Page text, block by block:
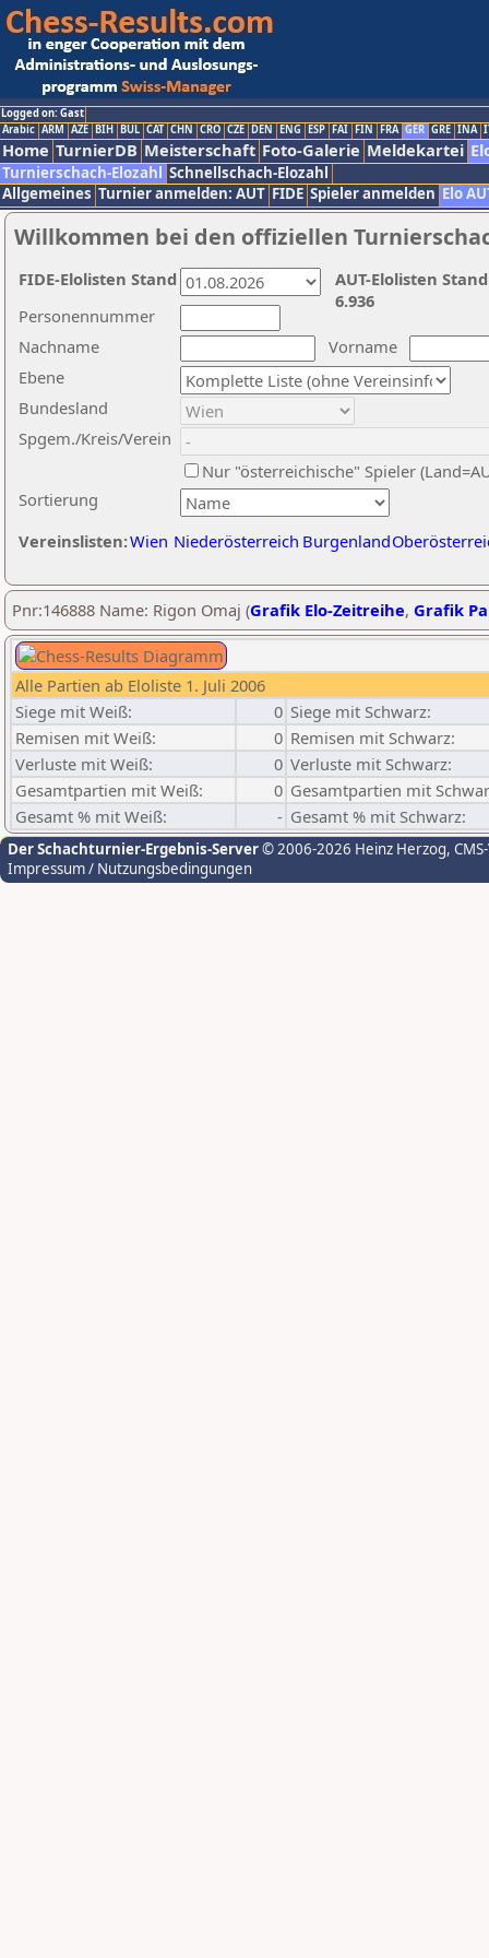
Logged on: Gast
Arabic ARM AZE BIH BUL CAT CHN CRO CZE DEN ENG ESP FAI FIN FRA GER GRE INA
Home TurnierDB Meisterschaft Foto-Galerie Meldekartei
Turnierschach-Elozahl Schnellschach-Elozahl
Allgemeines Turnier anmelden: AUT FIDE Spieler anmelden Elo
Willkommen bei den offiziellen
Nachname
Vorname
Ebene
Sortierung
Personennummer
Bundesland
Spgem./Kreis/Verein
Nur "österreichische" Spieler
Vereinslisten:Wien Niederösterreich Burgenland
AUT-Elolisten
6.936
FIDE-Elolisten Stand
Pnr:146888 Name: Rigon Omaj (Grafik Elo-Zeitreihe, Grafik
Alle Partien ab Eloliste 1. Juli 2006
Siege mit Weiß:
0 Siege mit Schwarz:
Remisen mit Weiß:
0 Remisen mit Schwarz:
Verluste mit Weiß:
0 Verluste mit Schwarz:
Gesamtpartien mit Weiß:
0 Gesamtpartien mit
Gesamt % mit Weiß:
- Gesamt % mit Schwarz:
Der Schachturnier-Ergebnis-Server© 2006-2026 Heinz Herzog,
Impressum / Nutzungsbedingungen